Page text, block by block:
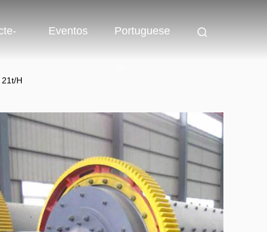
Eventos Portuguese
H